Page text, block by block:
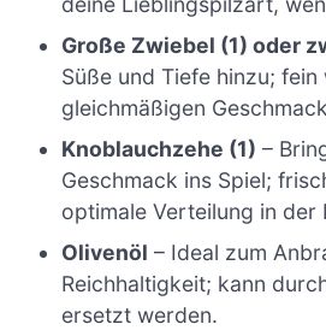
Große Zwiebel (1) oder
Süße und Tiefe hinzu;
gleichmäßigen
Knoblauchzehe (1) –
Geschmack ins Spiel;
optimale Verteilung in der
Olivenöl – Ideal zum
Reichhaltigkeit; kann
ersetzt werden.